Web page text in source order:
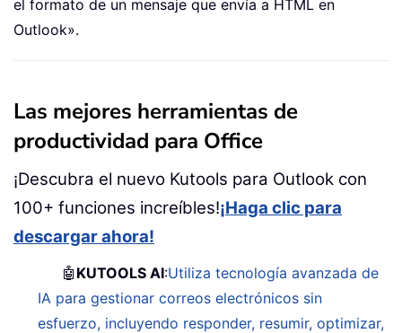
el formato de un mensaje que envía a HTML en
Outlook».
Las mejores herramientas de
productividad para Office
¡Descubra el nuevo Kutools para Outlook con
100+ funciones increíbles!¡Haga clic para
descargar ahora!
🤖 KUTOOLS AI:Utiliza tecnología avanzada de
IA para gestionar correos electrónicos sin
esfuerzo, incluyendo responder, resumir, optimizar,